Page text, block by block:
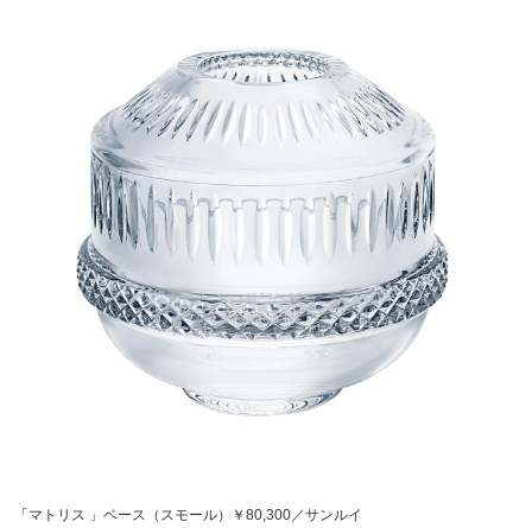
「マトリス 」ベース（スモール）￥80,300／サンルイ